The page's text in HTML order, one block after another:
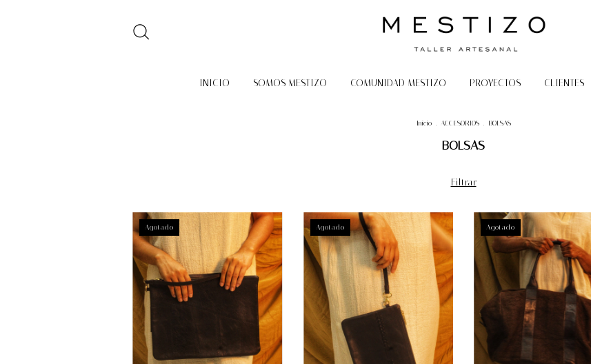
INICIO SOMOS MESTIZO COMUNIDAD MESTIZO PROYECTOS CLIENTES
Inicio . ACCESORIOS . BOLSAS
BOLSAS
Filtrar
Agotado Agotado Agotado